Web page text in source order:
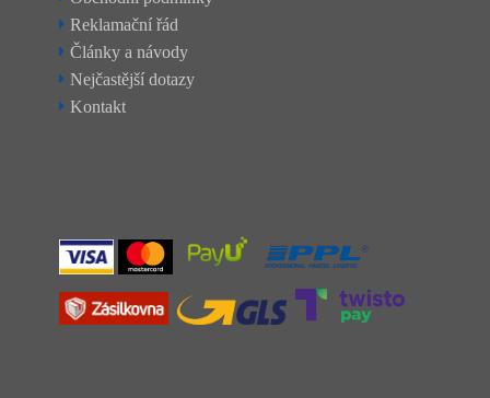
Reklamační řád
Články a návody
Nejčastější dotazy
Kontakt